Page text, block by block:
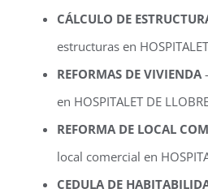
CÁLCULO DE
estructuras en
REFORMAS DE VIVIENDA
en HOSPITALET DE
REFORMA DE LOCAL
local comercial en
CEDULA DE